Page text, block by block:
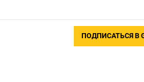
ПОДПИСАТЬСЯ В